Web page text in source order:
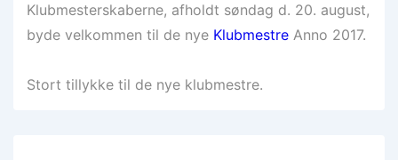
Klubmesterskaberne, afholdt søndag d. 20. august,
byde velkommen til de nye Klubmestre Anno 2017.
Stort tillykke til de nye klubmestre.